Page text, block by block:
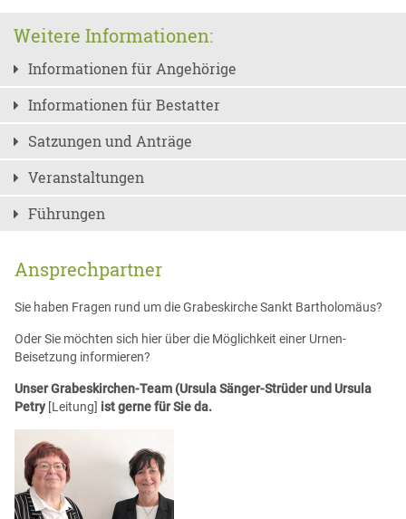
Weitere Informationen:
Informationen für Angehörige
Informationen für Bestatter
Satzungen und Anträge
Veranstaltungen
Führungen
Ansprechpartner
Sie haben Fragen rund um die Grabeskirche Sankt Bartholomäus?
Oder Sie möchten sich hier über die Möglichkeit einer Urnen-
Beisetzung informieren?
Unser Grabeskirchen-Team (Ursula Sänger-Strüder und Ursula
Petry[Leitung] ist gerne für Sie da.